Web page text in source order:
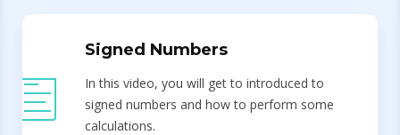
Signed Numbers
In this video, you will get to introduced to
signed numbers and how to perform some
calculations.